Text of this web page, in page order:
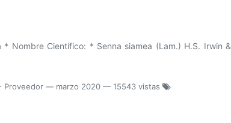
Nombre Científico: * Senna siamea (Lam.) H.S. Irwin &
Proveedor — marzo 2020 — 15543 vistas